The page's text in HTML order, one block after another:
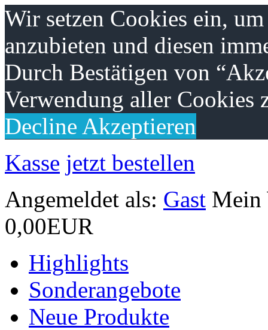
Wir setzen Cookies ein,
anzubieten und diesen
Durch Bestätigen von
Verwendung aller Cookies
Decline Akzeptieren
Kasse jetzt bestellen
Angemeldet als: Gast Mein
0,00EUR
Highlights
Sonderangebote
Neue Produkte